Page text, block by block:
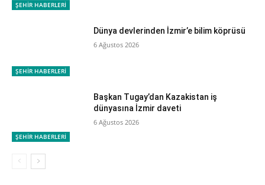
ŞEHİR HABERLERİ
ŞEHİR HABERLERİ
Dünya devlerinden İzmir’e bilim köprüsü
6 Ağustos 2026
ŞEHİR HABERLERİ
Başkan Tugay’dan Kazakistan iş
dünyasına İzmir daveti
6 Ağustos 2026